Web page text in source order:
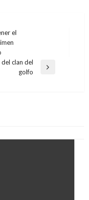
el
clan del
golfo